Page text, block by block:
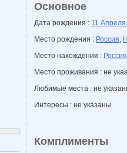
Основное
Дата рождения : 11 Апреля
Место рождения : Россия,
Место нахождения : Россия
Место проживания : не
Любимые места : не
Интересы : не указаны
Комплименты